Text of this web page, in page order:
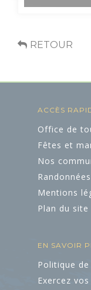
RETOUR
ACCÈS
Office de
Fêtes et
Nos
Randonnées
Mentions
Plan du site
EN SAVOIR
Politique
Exercez